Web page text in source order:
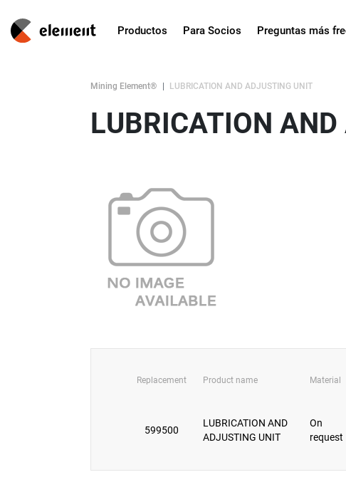
Productos Para Socios Preguntas más
Mining Element® LUBRICATION AND ADJUSTING UNIT
LUBRICATION
Replacement Product name Material
599500
LUBRICATION AND
ADJUSTING UNIT
On
request